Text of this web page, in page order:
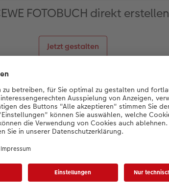
FOTOBUCH direkt erstellen
Jetzt gestalten
mit Veredelung